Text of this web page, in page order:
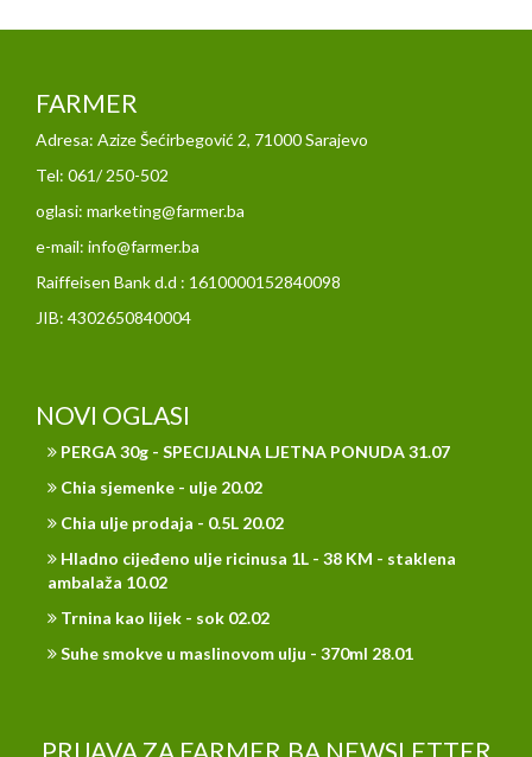
FARMER
Adresa: Azize Šećirbegović 2, 71000 Sarajevo
Tel: 061/ 250-502
oglasi: marketing@farmer.ba
e-mail: info@farmer.ba
Raiffeisen Bank d.d : 1610000152840098
JIB: 4302650840004
NOVI OGLASI
PERGA 30g - SPECIJALNA LJETNA PONUDA 31.07
Chia sjemenke - ulje 20.02
Chia ulje prodaja - 0.5L 20.02
Hladno cijeđeno ulje ricinusa 1L - 38 KM - staklena
ambalaža 10.02
Trnina kao lijek - sok 02.02
Suhe smokve u maslinovom ulju - 370ml 28.01
PRIJAVA ZA FARMER.BA NEWSLETTER